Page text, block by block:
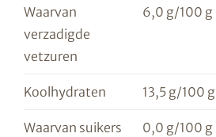
Waarvan
verzadigde
vetzuren
6,0 g/100 g
Koolhydraten 13,5 g/100 g
Waarvan suikers 0,0 g/100 g